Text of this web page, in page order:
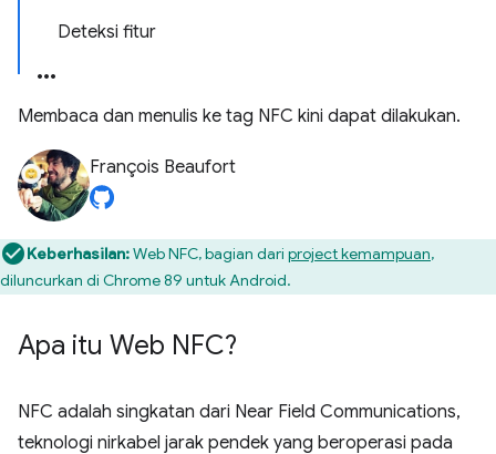
Deteksi fitur
Membaca dan menulis ke tag NFC kini dapat dilakukan.
François Beaufort
Keberhasilan:Web NFC, bagian dari project kemampuan,
diluncurkan di Chrome 89 untuk Android.
Apa itu Web NFC?
NFC adalah singkatan dari Near Field Communications,
teknologi nirkabel jarak pendek yang beroperasi pada